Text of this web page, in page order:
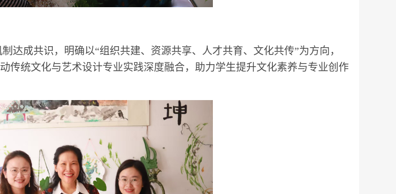
达成共识，明确以“组织共建、资源共享、人才共育、文化共传”为方向，
传统文化与艺术设计专业实践深度融合，助力学生提升文化素养与专业创作